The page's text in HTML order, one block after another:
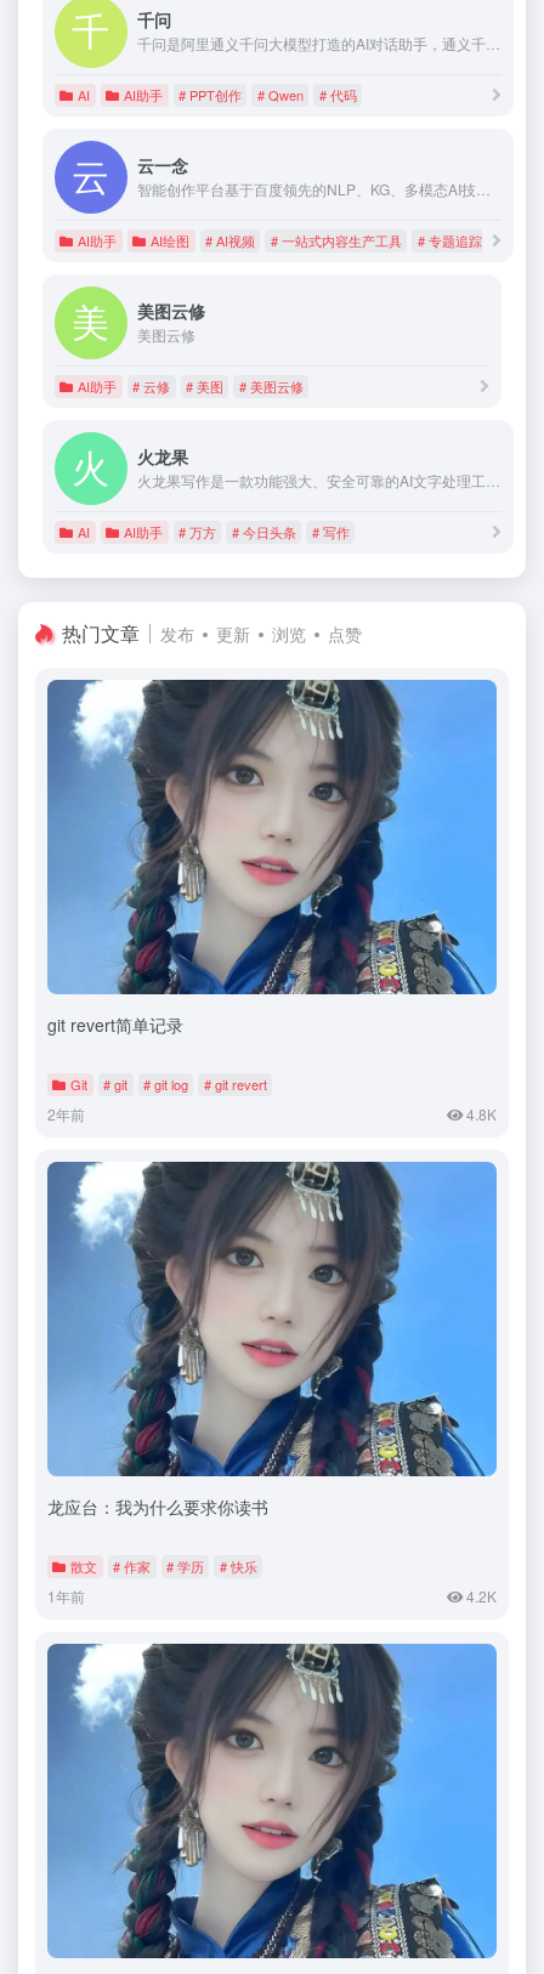
千问
千问是阿里通义千问大模型打造的AI对话助手，通义千问支持问答、写作、代码、翻译、录音、PPT创作、文档处理、音视频速读。
AI AI助手 # PPT创作 # Qwen # 代码
云一念
智能创作平台基于百度领先的NLP、KG、多模态AI技术,从媒体内容生产的策采编审发全流程角度,推出智能策划,智慧采编,智能审校,科学评馈场景功能,为媒体工作者提供一站式的内容生产服务和工具,全面提升内容创作效率.
AI助手 AI绘图 # AI视频 # 一站式内容生产工具 # 专题追踪
美图云修
美图云修
AI助手 # 云修 # 美图 # 美图云修
火龙果
火龙果写作是一款功能强大、安全可靠的AI文字处理工具，能够有效提升用户的工作效率和写作质量。通过校对、改写、扩展等功能实现高质量内容的快速生产。
AI AI助手 # 万方 # 今日头条 # 写作
热门文章 发布 更新 浏览 点赞
git revert简单记录
Git # git # git log # git revert
2年前 4.8K
龙应台：我为什么要求你读书
散文 # 作家 # 学历 # 快乐
1年前 4.2K